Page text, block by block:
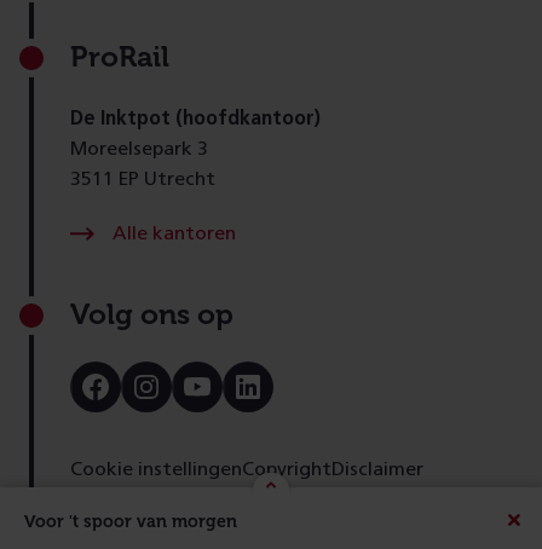
Voor 't spoor van morgen
ProRail
De Inktpot (hoofdkantoor)
Moreelsepark 3
3511 EP Utrecht
Alle kantoren
Volg ons op
Bezoek
onze
Bezoek
onze
Bezoek
onze
Bezoek
onze
Cookie instellingenCopyright Disclaimer